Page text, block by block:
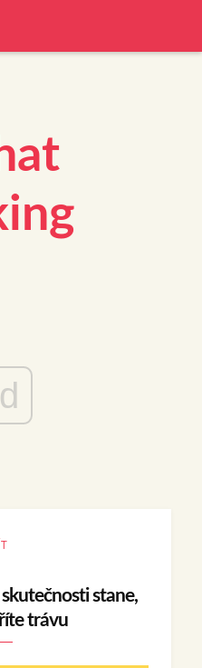
skutečnosti stane,
trávu